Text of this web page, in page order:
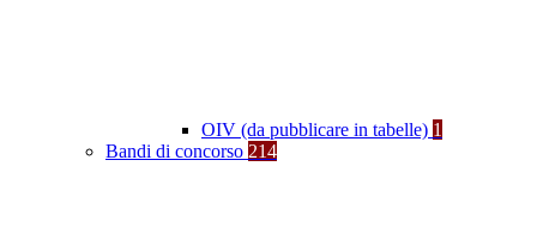
OIV (da pubblicare in tabelle) 1
Bandi di concorso 214